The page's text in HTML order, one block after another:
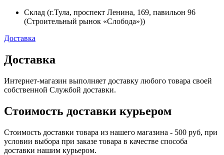
Склад (г.Тула, проспект Ленина, 169, павильон 96
(Строительный рынок «Слобода»))
Доставка
Доставка
Интернет-магазин выполняет доставку любого товара своей
собственной Службой доставки.
Стоимость доставки курьером
Стоимость доставки товара из нашего магазина - 500 руб, при
условии выбора при заказе товара в качестве способа
доставки нашим курьером.